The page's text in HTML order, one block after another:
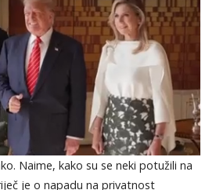
Naime, kako su se neki potužili na
je o napadu na privatnost